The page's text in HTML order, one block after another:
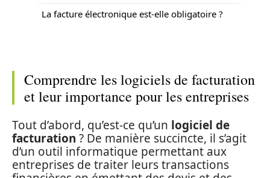
La facture électronique est-elle obligatoire ?
Comprendre les logiciels de facturation
et leur importance pour les entreprises
Tout d’abord, qu’est-ce qu’un logiciel de
facturation ? De manière succincte, il s’agit
d’un outil informatique permettant aux
entreprises de traiter leurs transactions